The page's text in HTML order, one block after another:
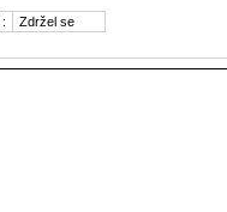
: Zdržel se